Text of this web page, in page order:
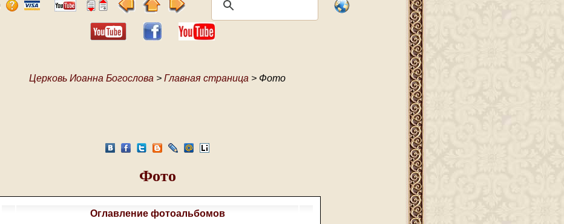
Церковь Иоанна Богослова > Главная страница > Фото
Фото
Оглавление фотоальбомов